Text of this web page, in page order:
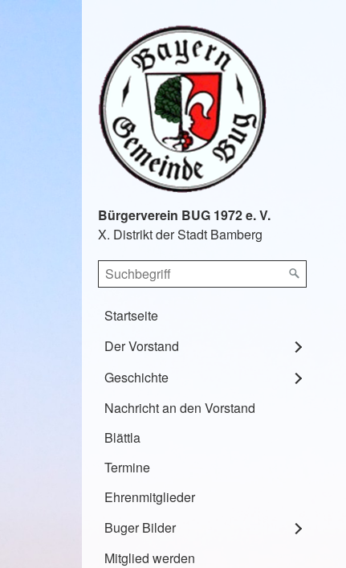
Bürgerverein BUG 1972 e. V.
X. Distrikt der Stadt Bamberg
Startseite
Der Vorstand
Geschichte
Nachricht an den Vorstand
Blättla
Termine
Ehrenmitglieder
Buger Bilder
Mitglied werden